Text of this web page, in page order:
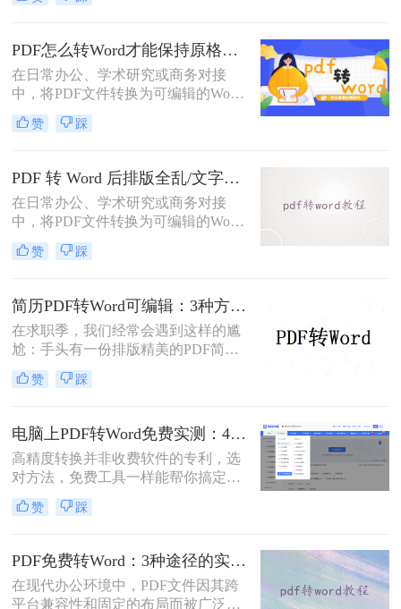
何将pdf转为word格式呢？本文将介绍
PDF怎么转Word才能保持原格式不变/版式不乱？3种专业有效方法全解析！
在日常办公、学术研究或商务对接
中，将PDF文件转换为可编辑的Word
文档是极高频的需求。但最令人头疼
的往往不是转换本身，而是转换后出
等“惨剧”。因此，很多人都在苦苦寻
找“PDF怎么转Word才能保持原格式
不变/版式不乱”的完美方案。
赞 踩
PDF 转 Word 后排版全乱/文字错位/串行/乱跑怎么办？3种高保真转换方法全解析
在日常办公、学术研究或商务对接
中，将PDF文件转换为可编辑的Word
文档是极高频的需求。但最令人头疼
的往往不是转换本身，而是转换后出
等“惨剧”。面对PDF 转 Word 后排版
全乱/文字错位/串行/乱跑怎么办这一
难题，很多人尝试了各种免费工具却
依然无法解决。
赞 踩
简历PDF转Word可编辑：3种方法保留排版不乱的实测！
在求职季，我们经常会遇到这样的尴
尬：手头有一份排版精美的PDF简
历，但招聘系统只允许上传Word格
式，或者HR希望能直接在简历上修
怎么转word简历的技巧就显得至关重
要。直接复制粘贴不仅会打乱排版，
还可能丢失关键信息。
赞 踩
电脑上PDF转Word免费实测：4个方案的转换效果和注意事项！
高精度转换并非收费软件的专利，选
对方法，免费工具一样能帮你搞定复
杂排版。“免费的工具转换效果肯定
很差吧？”这是我作为办公软件测评
处理pdf转word时，往往陷入“收费软
件太贵，免费工具怕坑”的两难境
地。那么电脑上怎么把pdf转成word免
赞 踩
PDF免费转Word：3种途径的实际费用、限制和效果对比！
在现代办公环境中，PDF文件因其跨
平台兼容性和固定的布局而被广泛使